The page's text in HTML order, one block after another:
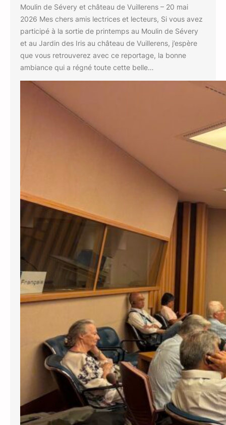
Moulin de Sévery et château de Vuillerens – 20 mai
2026 Mes chers amis lectrices et lecteurs, Si vous avez
participé à la sortie de printemps au Moulin de Sévery
et au Jardin des Iris au château de Vuillerens, j’espère
que vous retrouverez avec ce reportage, la bonne
ambiance qui a régné toute cette belle…